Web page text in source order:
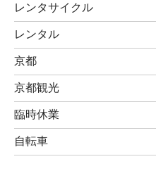
レンタサイクル
レンタル
京都
京都観光
臨時休業
自転車